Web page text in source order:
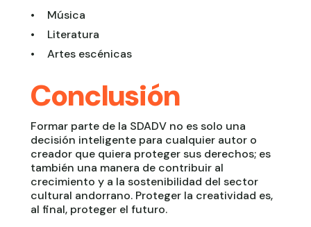
Música
Literatura
Artes escénicas
Conclusión
Formar parte de la SDADV no es solo una
decisión inteligente para cualquier autor o
creador que quiera proteger sus derechos; es
también una manera de contribuir al
crecimiento y a la sostenibilidad del sector
cultural andorrano. Proteger la creatividad es,
al final, proteger el futuro.